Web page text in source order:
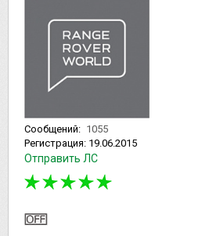
Сообщений: 1055
Регистрация: 19.06.2015
Отправить ЛС